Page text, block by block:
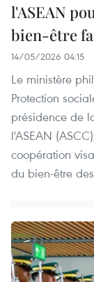
l'ASEAN
bien-être
14/05/2026 04:15
Le ministère
Protection
présidence de
l'ASEAN
coopération
du bien-être